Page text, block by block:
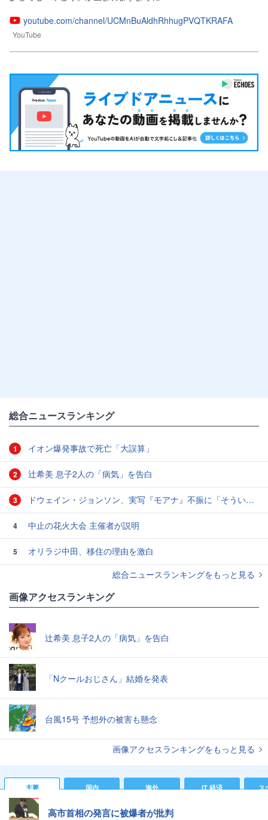
youtube.com/channel/UCMnBuAldhRhhugPVQTKRAFA
YouTube
総合ニュースランキング
1 イオン爆発事故で死亡「大誤算」
2 辻希美 息子2人の「病気」を告白
3 ドウェイン・ジョンソン、実写『モアナ』不振に「そういうこともある」と本音
4 中止の花火大会 主催者が説明
5
オリラジ中田、移住の理由を激白
総合ニュースランキングをもっと見る
画像アクセスランキング
辻希美 息子2人の「病気」を告白
「Nクールおじさん」結婚を発表
台風15号 予想外の被害も懸念
画像アクセスランキングをもっと見る
主要 国内 海外 IT 経済 ス
高市首相の発言に被爆者が批判